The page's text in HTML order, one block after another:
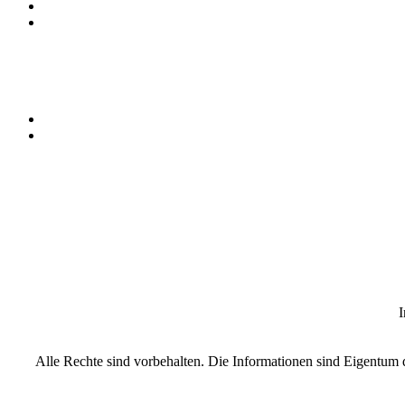
Alle Rechte sind vorbehalten. Die Informationen sind